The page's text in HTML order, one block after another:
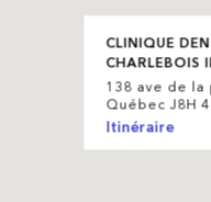
CLINIQUE
CHARLEBOIS
138 ave de la
Québec J8H
Itinéraire